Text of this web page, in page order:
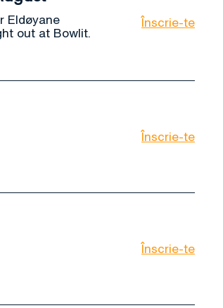
Eldøyane
out at Bowlit.
Înscrie-te
Înscrie-te
Înscrie-te